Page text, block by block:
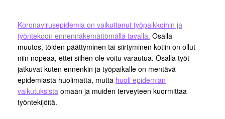
Koronavirusepidemia on vaikuttanut työpaikkoihin ja
työntekoon ennennäkemättömällä tavalla. Osalla
muutos, töiden päättyminen tai siirtyminen kotiin on ollut
niin nopeaa, ettei siihen ole voitu varautua. Osalla työt
jatkuvat kuten ennenkin ja työpaikalle on mentävä
epidemiasta huolimatta, mutta huoli epidemian
vaikutuksista omaan ja muiden terveyteen kuormittaa
työntekijöitä.